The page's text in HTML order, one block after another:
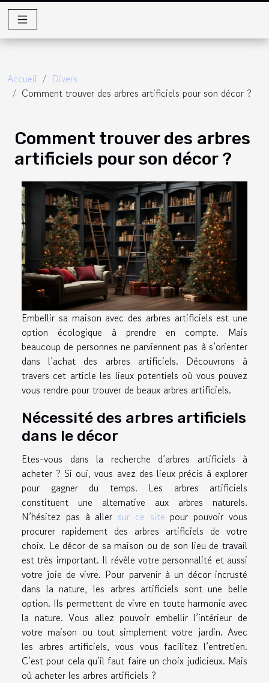
Accueil
Divers
Comment trouver des arbres artificiels pour son décor ?
Comment trouver des arbres
artificiels pour son décor ?
Embellir sa maison avec des arbres artificiels est une
option écologique à prendre en compte. Mais
beaucoup de personnes ne parviennent pas à s’orienter
dans l’achat des arbres artificiels. Découvrons à
travers cet article les lieux potentiels où vous pouvez
vous rendre pour trouver de beaux arbres artificiels.
Nécessité des arbres artificiels
dans le décor
Etes-vous dans la recherche d’arbres artificiels à
acheter ? Si oui, vous avez des lieux précis à explorer
pour gagner du temps. Les arbres artificiels
constituent une alternative aux arbres naturels.
N’hésitez pas à aller sur ce site pour pouvoir vous
procurer rapidement des arbres artificiels de votre
choix. Le décor de sa maison ou de son lieu de travail
est très important. Il révèle votre personnalité et aussi
votre joie de vivre. Pour parvenir à un décor incrusté
dans la nature, les arbres artificiels sont une belle
option. Ils permettent de vivre en toute harmonie avec
la nature. Vous allez pouvoir embellir l’intérieur de
votre maison ou tout simplement votre jardin. Avec
les arbres artificiels, vous vous facilitez l’entretien.
C’est pour cela qu’il faut faire un choix judicieux. Mais
où acheter les arbres artificiels ?